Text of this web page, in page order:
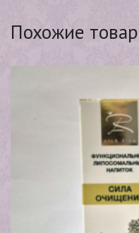
Похожие